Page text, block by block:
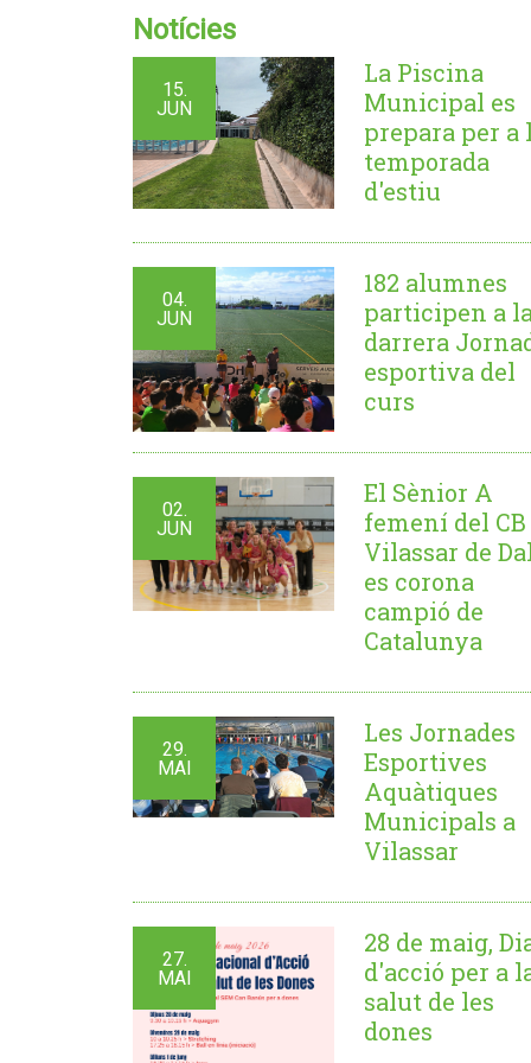
Notícies
15.
JUN
La Piscina
Municipal es
prepara per a
temporada
d'estiu
04.
JUN
182 alumnes
participen a
darrera
esportiva del
curs
02.
JUN
El Sènior A
femení del CB
Vilassar de
es corona
campió de
Catalunya
29.
MAI
Les Jornades
Esportives
Aquàtiques
Municipals a
Vilassar
27.
MAI
28 de maig,
d'acció per a
salut de les
dones